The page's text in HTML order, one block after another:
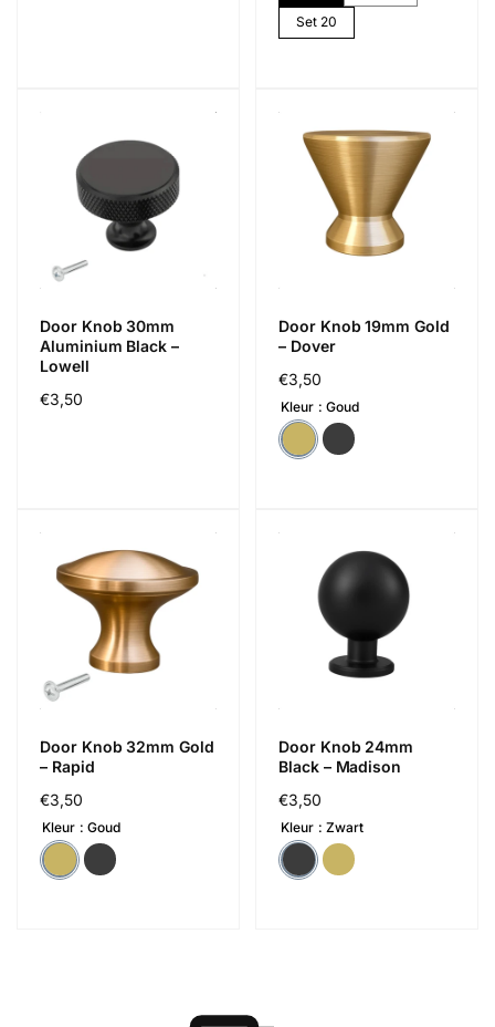
Set 20
Door Knob 30mm
Aluminium Black –
Lowell
Regular
€3,50
Door Knob 19mm Gold
– Dover
Regular
price
€3,50
Kleur Goud
Door Knob 32mm Gold
– Rapid
Regular
price
€3,50
Kleur Goud
Door Knob 24mm
Black – Madison
Regular
price
€3,50
Kleur Zwart